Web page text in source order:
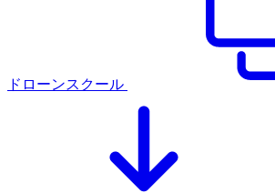
ドローンスクール